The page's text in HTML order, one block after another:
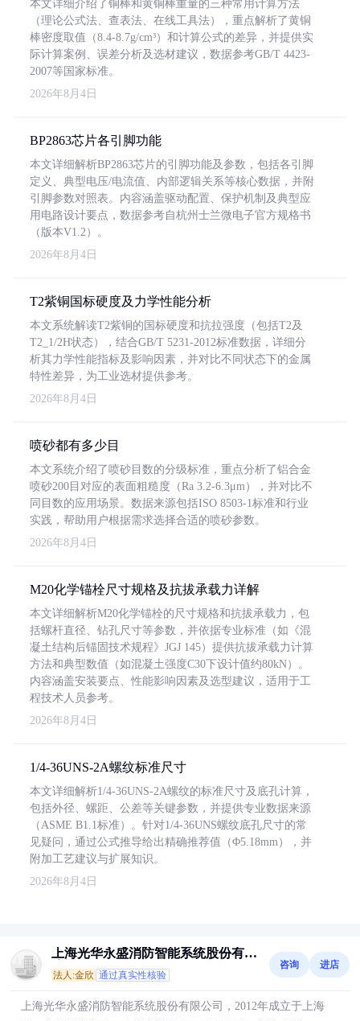
本文详细介绍了铜棒和黄铜棒重量的三种常用计算方法
（理论公式法、查表法、在线工具法），重点解析了黄铜
棒密度取值（8.4-8.7g/cm³）和计算公式的差异，并提供实
际计算案例、误差分析及选材建议，数据参考GB/T 4423-
2007等国家标准。
2026年8月4日
BP2863芯片各引脚功能
本文详细解析BP2863芯片的引脚功能及参数，包括各引脚
定义、典型电压/电流值、内部逻辑关系等核心数据，并附
引脚参数对照表。内容涵盖驱动配置、保护机制及典型应
用电路设计要点，数据参考自杭州士兰微电子官方规格书
（版本V1.2）。
2026年8月4日
T2紫铜国标硬度及力学性能分析
本文系统解读T2紫铜的国标硬度和抗拉强度（包括T2及
T2_1/2H状态），结合GB/T 5231-2012标准数据，详细分
析其力学性能指标及影响因素，并对比不同状态下的金属
特性差异，为工业选材提供参考。
2026年8月4日
喷砂都有多少目
本文系统介绍了喷砂目数的分级标准，重点分析了铝合金
喷砂200目对应的表面粗糙度（Ra 3.2-6.3μm），并对比不
同目数的应用场景。数据来源包括ISO 8503-1标准和行业
实践，帮助用户根据需求选择合适的喷砂参数。
2026年8月4日
M20化学锚栓尺寸规格及抗拔承载力详解
本文详细解析M20化学锚栓的尺寸规格和抗拔承载力，包
括螺杆直径、钻孔尺寸等参数，并依据专业标准（如《混
凝土结构后锚固技术规程》JGJ 145）提供抗拔承载力计算
方法和典型数值（如混凝土强度C30下设计值约80kN）。
内容涵盖安装要点、性能影响因素及选型建议，适用于工
程技术人员参考。
2026年8月4日
1/4-36UNS-2A螺纹标准尺寸
本文详细解析1/4-36UNS-2A螺纹的标准尺寸及底孔计算，
包括外径、螺距、公差等关键参数，并提供专业数据来源
（ASME B1.1标准）。针对1/4-36UNS螺纹底孔尺寸的常
见疑问，通过公式推导给出精确推荐值（Φ5.18mm），并
附加工艺建议与扩展知识。
2026年8月4日
上海光华永盛消防智能系统股份有限
公司
法人:金欣 通过真实性核验
咨询 进店
上海光华永盛消防智能系统股份有限公司，2012年成立于上海